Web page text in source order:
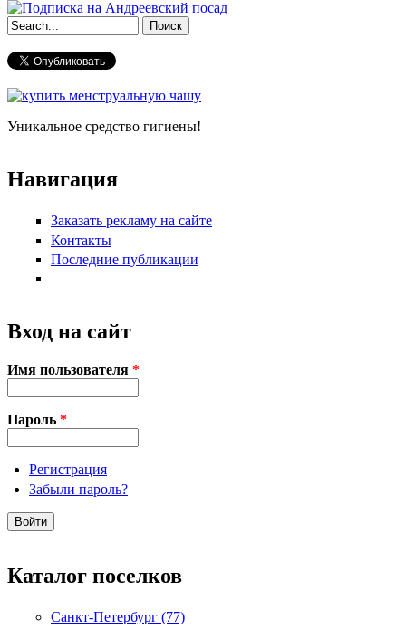
Форма поиска
Уникальное средство гигиены!
Навигация
Заказать рекламу на сайте
Контакты
Последние публикации
Вход на сайт
Имя пользователя *
Пароль *
Регистрация
Забыли пароль?
Каталог поселков
Санкт-Петербург (77)